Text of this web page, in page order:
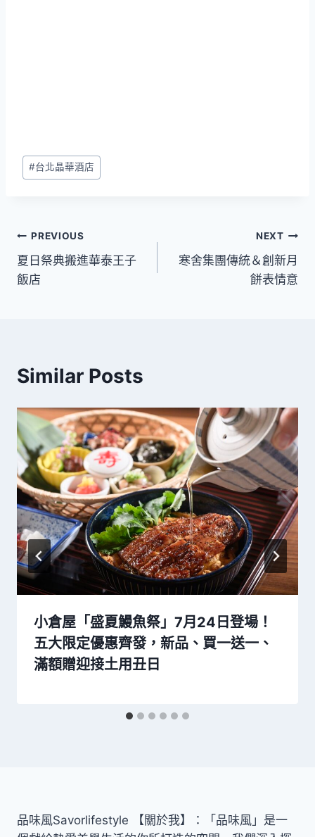
Post
Tags:
#台北晶華酒店
文
章
PREVIOUS
夏日祭典搬進華泰王子
飯店
NEXT
寒舍集團傳統＆創新月
餅表情意
Similar Posts
小倉屋「盛夏鰻魚祭」7月24日登場！
五大限定優惠齊發，新品、買一送一、
滿額贈迎接土用丑日
品味風Savorlifestyle 【關於我】：「品味風」是一